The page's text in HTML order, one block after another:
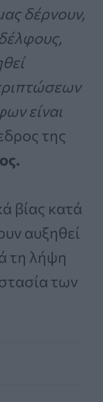
δέρνουν,
είναι
της
βίας κατά
αυξηθεί
τη λήψη
των